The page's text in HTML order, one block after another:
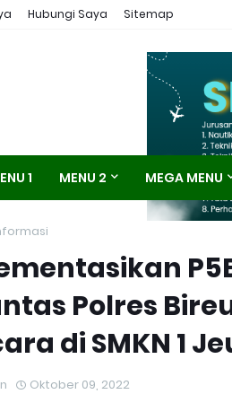
Hubungi Saya Sitemap
1 MENU 2 MEGA MENU
Polres
di SMKN 1
Oktober 09, 2022